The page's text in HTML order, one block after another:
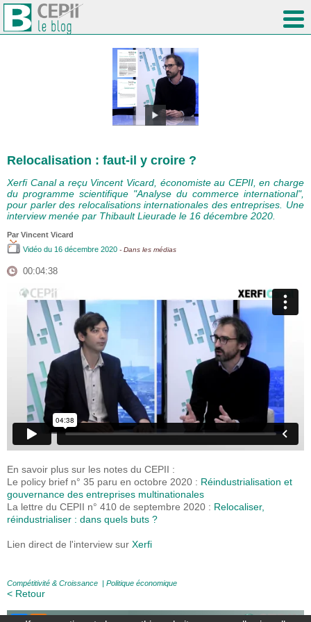
Relocalisation : faut-il y croire ?
Xerfi Canal a reçu Vincent Vicard, économiste au CEPII, en charge
du programme scientifique "Analyse du commerce international",
pour parler des relocalisations internationales des entreprises. Une
interview menée par Thibault Lieurade le 16 décembre 2020.
Par Vincent Vicard
Vidéo du 16 décembre 2020 - Dans les médias
00:04:38
En savoir plus sur les notes du CEPII :
Le policy brief n° 35 paru en octobre 2020 : Réindustrialisation et
gouvernance des entreprises multinationales
La lettre du CEPII n° 410 de septembre 2020 : Relocaliser,
réindustrialiser : dans quels buts ?
Lien direct de l'interview sur Xerfi
Compétitivité & Croissance | Politique économique
< Retour